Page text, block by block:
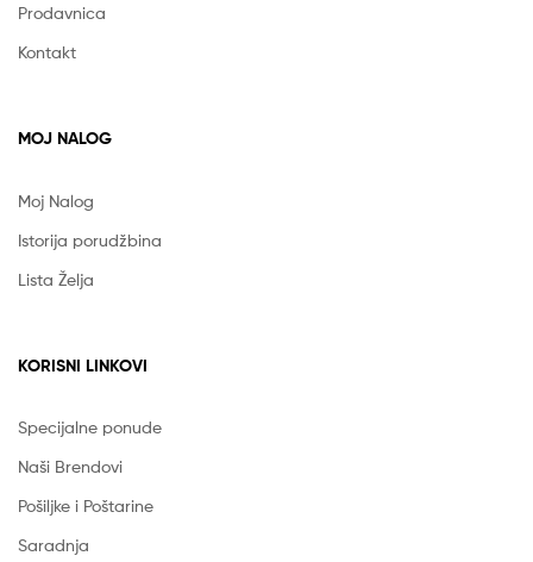
Prodavnica
Kontakt
MOJ NALOG
Moj Nalog
Istorija porudžbina
Lista Želja
KORISNI LINKOVI
Specijalne ponude
Naši Brendovi
Pošiljke i Poštarine
Saradnja